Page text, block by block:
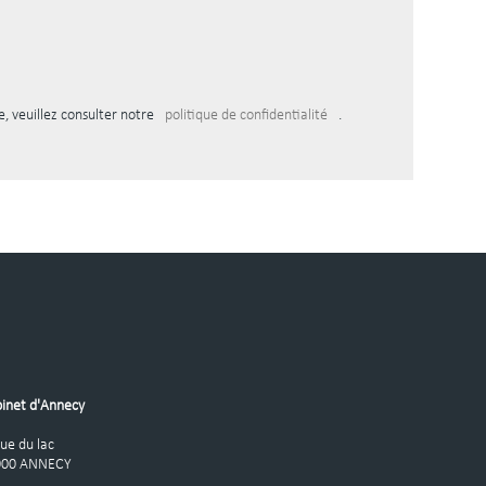
veuillez consulter notre politique de confidentialité .
d'Annecy
du lac
ANNECY